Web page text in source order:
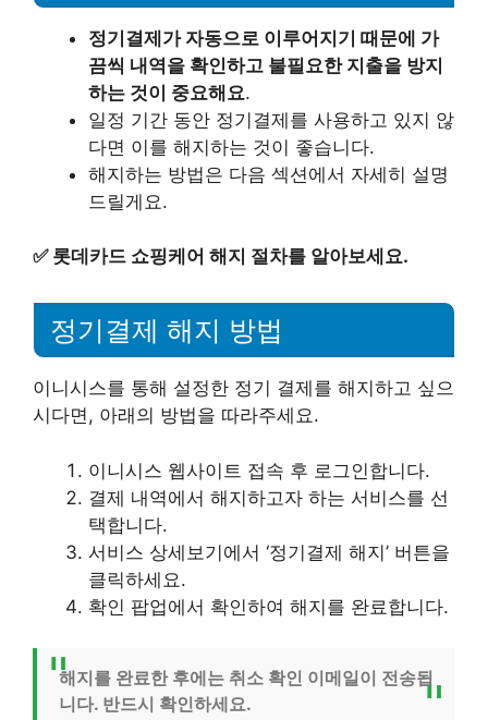
정기결제가 자동으로 이루어지기 때문에 가
끔씩 내역을 확인하고 불필요한 지출을 방지
하는 것이 중요해요.
일정 기간 동안 정기결제를 사용하고 있지 않
다면 이를 해지하는 것이 좋습니다.
해지하는 방법은 다음 섹션에서 자세히 설명
드릴게요.
✅ 롯데카드 쇼핑케어 해지 절차를 알아보세요.
정기결제 해지 방법
이니시스를 통해 설정한 정기 결제를 해지하고 싶으
시다면, 아래의 방법을 따라주세요.
이니시스 웹사이트 접속 후 로그인합니다.
결제 내역에서 해지하고자 하는 서비스를 선
택합니다.
서비스 상세보기에서 ‘정기결제 해지’ 버튼을
클릭하세요.
확인 팝업에서 확인하여 해지를 완료합니다.
해지를 완료한 후에는 취소 확인 이메일이 전송됩
니다. 반드시 확인하세요.